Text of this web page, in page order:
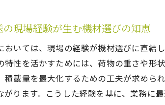
現場経験が生む機材選びの知恵
おいては、現場の経験が機材選びに直結
特性を活かすためには、荷物の重さや形
積載量を最大化するための工夫が求めら
がります。こうした経験を基に、業務に